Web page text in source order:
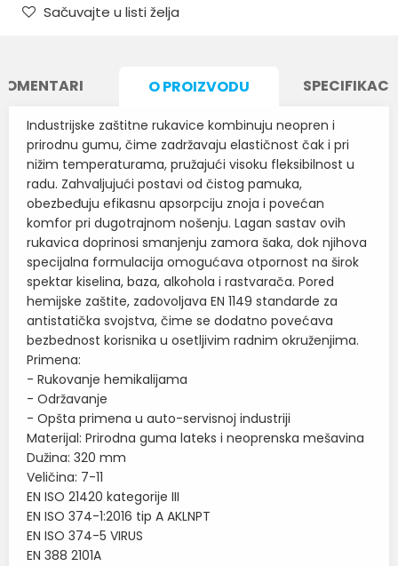
Sačuvajte u listi želja
O PROIZVODU
Industrijske zaštitne rukavice kombinuju neopren i
prirodnu gumu, čime zadržavaju elastičnost čak i pri
nižim temperaturama, pružajući visoku fleksibilnost u
radu. Zahvaljujući postavi od čistog pamuka,
obezbeđuju efikasnu apsorpciju znoja i povećan
komfor pri dugotrajnom nošenju. Lagan sastav ovih
rukavica doprinosi smanjenju zamora šaka, dok njihova
specijalna formulacija omogućava otpornost na širok
spektar kiselina, baza, alkohola i rastvarača. Pored
hemijske zaštite, zadovoljava EN 1149 standarde za
antistatička svojstva, čime se dodatno povećava
bezbednost korisnika u osetljivim radnim okruženjima.
Primena:
- Rukovanje hemikalijama
- Održavanje
- Opšta primena u auto-servisnoj industriji
Materijal: Prirodna guma lateks i neoprenska mešavina
Dužina: 320 mm
Veličina: 7-11
EN ISO 21420 kategorije III
EN ISO 374-1:2016 tip A AKLNPT
EN ISO 374-5 VIRUS
EN 388 2101A